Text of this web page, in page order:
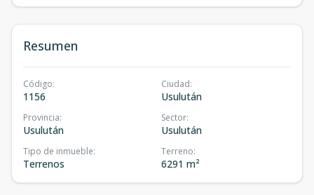
Resumen
Código:
1156
Ciudad:
Usulután
Provincia:
Usulután
Sector:
Usulután
Tipo de inmueble:
Terrenos
Terreno:
6291 m²